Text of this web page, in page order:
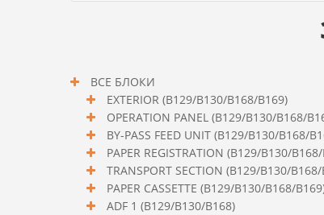
ВСЕ БЛОКИ
EXTERIOR (B129/B130/B168/B169)
OPERATION PANEL (B129/B130/B168/
BY-PASS FEED UNIT (B129/B130/B168/
PAPER REGISTRATION (B129/B130/
TRANSPORT SECTION (B129/B130/
PAPER CASSETTE (B129/B130/B168/
ADF 1 (B129/B130/B168)